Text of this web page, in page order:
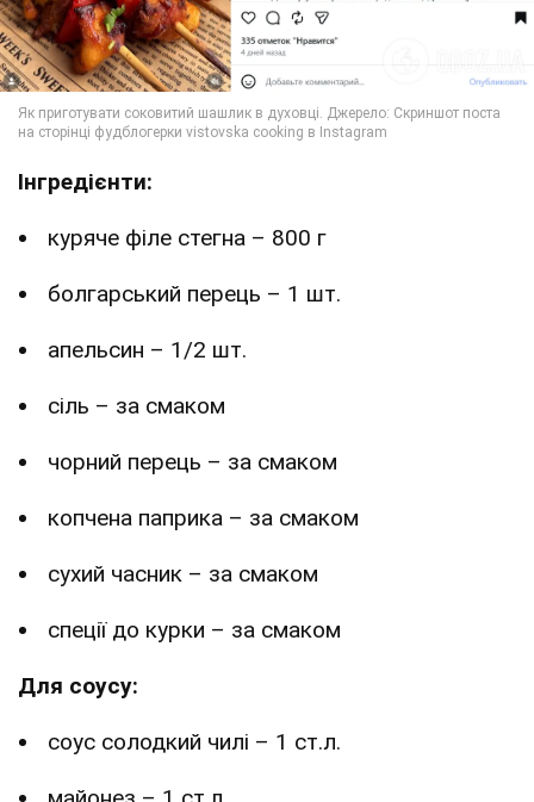
Інгредієнти:
куряче філе стегна – 800 г
болгарський перець – 1 шт.
апельсин – 1/2 шт.
сіль – за смаком
чорний перець – за смаком
копчена паприка – за смаком
сухий часник – за смаком
спеції до курки – за смаком
Для соусу:
соус солодкий чилі – 1 ст.л.